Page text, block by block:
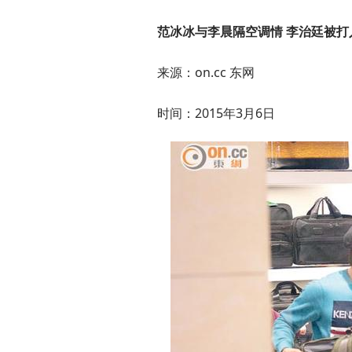
范冰冰与李晨隔空调情 李治廷被
来源：on.cc 东网
时间：2015年3月6日